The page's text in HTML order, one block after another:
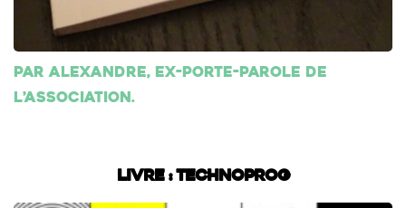
Par Alexandre, ex-porte-parole de
l’association.
Livre : Technoprog